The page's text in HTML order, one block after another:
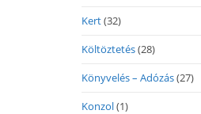
Kert(32)
Költöztetés(28)
Könyvelés – Adózás(27)
Konzol(1)